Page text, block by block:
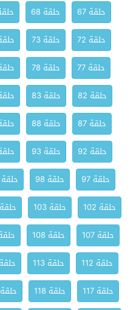
حلقة 67
حلقة 68
حلقة 72
حلقة 73
حلقة 77
حلقة 78 حلقة
حلقة 82
حلقة 83 حلقة
حلقة 87
حلقة 88
حلقة 92
حلقة 93 حلقة
حلقة 97
حلقة 98 حلقة
حلقة 102
حلقة 103 حلقة 104
حلقة 107
حلقة 108 حلقة
حلقة 112
حلقة 113 حلقة 114
حلقة 117
حلقة 118 حلقة